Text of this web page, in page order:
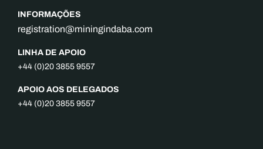
INFORMAÇÕES
registration@miningindaba.com
LINHA DE APOIO
+44 (0)20 3855 9557
APOIO AOS DELEGADOS
+44 (0)20 3855 9557